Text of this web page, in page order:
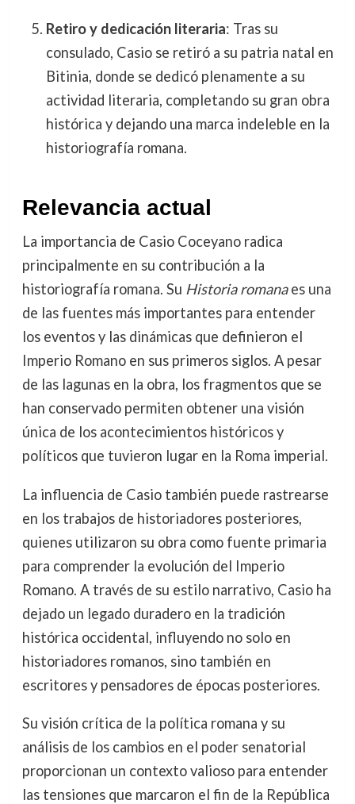
Retiro y dedicación literaria: Tras su
consulado, Casio se retiró a su patria natal en
Bitinia, donde se dedicó plenamente a su
actividad literaria, completando su gran obra
histórica y dejando una marca indeleble en la
historiografía romana.
Relevancia actual
La importancia de Casio Coceyano radica
principalmente en su contribución a la
historiografía romana. Su Historia romanaes una
de las fuentes más importantes para entender
los eventos y las dinámicas que definieron el
Imperio Romano en sus primeros siglos. A pesar
de las lagunas en la obra, los fragmentos que se
han conservado permiten obtener una visión
única de los acontecimientos históricos y
políticos que tuvieron lugar en la Roma imperial.
La influencia de Casio también puede rastrearse
en los trabajos de historiadores posteriores,
quienes utilizaron su obra como fuente primaria
para comprender la evolución del Imperio
Romano. A través de su estilo narrativo, Casio ha
dejado un legado duradero en la tradición
histórica occidental, influyendo no solo en
historiadores romanos, sino también en
escritores y pensadores de épocas posteriores.
Su visión crítica de la política romana y su
análisis de los cambios en el poder senatorial
proporcionan un contexto valioso para entender
las tensiones que marcaron el fin de la República